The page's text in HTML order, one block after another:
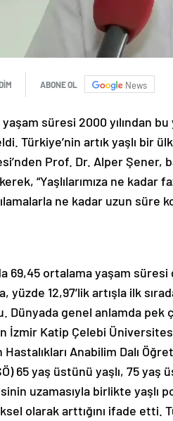
ABONE OL News
süresi 2000 yılından
Türkiye’nin artık yaşlı
Prof. Dr. Alper Şener,
“Yaşlılarımıza ne kadar
ne kadar uzun süre
69,45 ortalama yaşam süresi
yüzde 12,97’lik artışla ilk
Dünyada genel anlamda
İzmir Katip Çelebi
Anabilim Dalı
65 yaş üstünü yaşlı, 75 yaş
uzamasıyla birlikte yaşlı
olarak arttığını ifade etti.